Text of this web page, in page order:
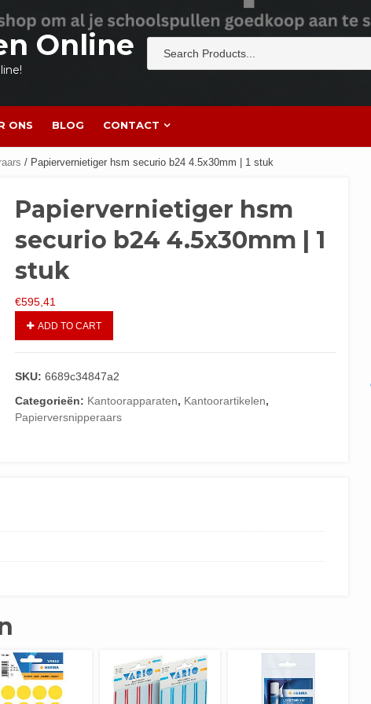
Online
ONS BLOG CONTACT
/ Papiervernietiger hsm securio b24 4.5x30mm | 1 stuk
Papiervernietiger hsm
securio b24 4.5x30mm | 1
stuk
€595,41
ADD TO CART
SKU: 6689c34847a2
Categorieën: Kantoorapparaten, Kantoorartikelen,
Papierversnipperaars